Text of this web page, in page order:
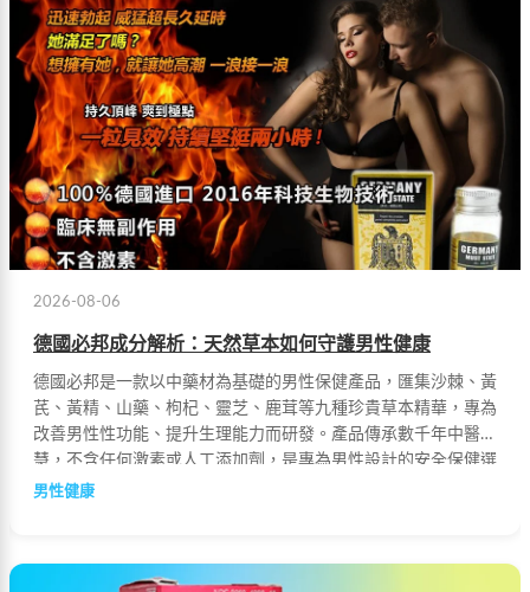
2026-08-06
德國必邦成分解析：天然草本如何守護男性健康
德國必邦是一款以中藥材為基礎的男性保健產品，匯集沙棘、黃
芪、黃精、山藥、枸杞、靈芝、鹿茸等九種珍貴草本精華，專為
改善男性性功能、提升生理能力而研發。產品傳承數千年中醫智
慧，不含任何激素或人工添加劑，是專為男性設計的安全保健選
擇。
男性健康